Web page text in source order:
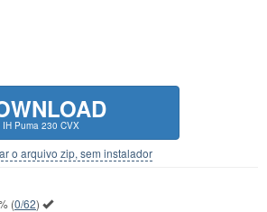
IH Puma 230 CVX
o arquivo zip, sem instalador
(0/62)